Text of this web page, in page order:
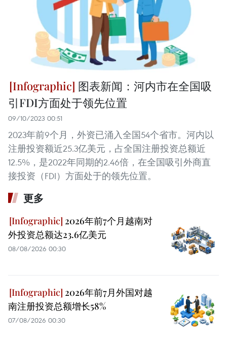
图表新闻：河内市在全国吸
引FDI方面处于领先位置
09/10/2023 00:51
2023年前9个月，外资已涌入全国54个省市。河内以
注册投资额近25.3亿美元，占全国注册投资总额近
12.5%，是2022年同期的2.46倍，在全国吸引外商直
接投资（FDI）方面处于的领先位置。
更多
2026年前7个月越南对
外投资总额达23.6亿美元
08/08/2026 00:30
2026年前7月外国对越
南注册投资总额增长58%
07/08/2026 00:30